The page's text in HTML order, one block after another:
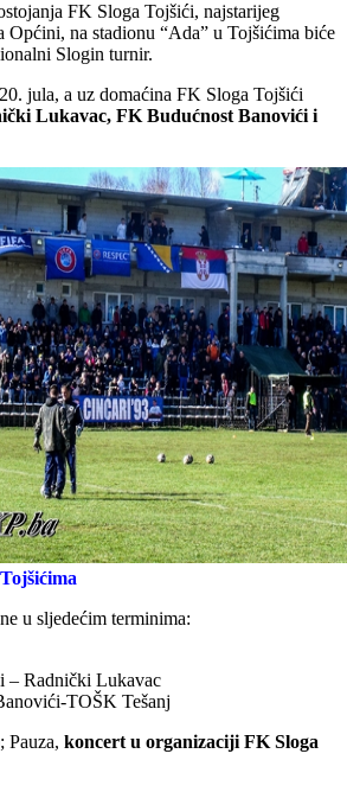
FK Sloga Tojšići, najstarijeg
Općini, na stadionu “Ada” u Tojšićima biće
Slogin turnir.
jula, a uz domaćina FK Sloga Tojšići
Lukavac, FK Budućnost Banovići i
u sljedećim terminima:
– Radnički Lukavac
TOŠK Tešanj
Pauza, koncert u organizaciji FK Sloga